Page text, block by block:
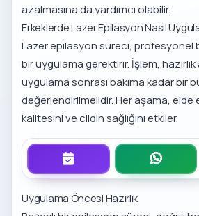
azalmasına da yardımcı olabilir.
Erkeklerde Lazer Epilasyon Nasıl
Lazer epilasyon süreci, profesyonel
bir uygulama gerektirir. İşlem,
uygulama sonrası bakıma kadar bir
değerlendirilmelidir. Her aşama,
kalitesini ve cildin sağlığını etkiler.
Uygulama Öncesi Hazırlık